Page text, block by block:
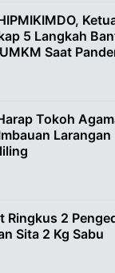
5 Langkah
Saat
Tokoh
Larangan
Ringkus 2
Sita 2 Kg Sabu